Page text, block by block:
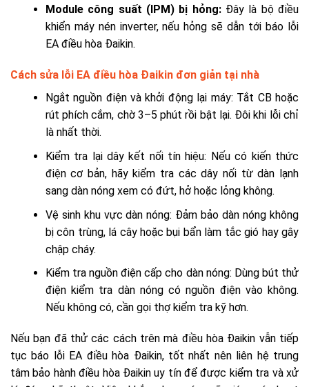
Module công suất (IPM) bị hỏng: Đây là bộ điều
khiển máy nén inverter, nếu hỏng sẽ dẫn tới báo lỗi
EA điều hòa Đaikin.
Cách sửa lỗi EA điều hòa Đaikin đơn giản tại nhà
Ngắt nguồn điện và khởi động lại máy: Tắt CB hoặc
rút phích cắm, chờ 3–5 phút rồi bật lại. Đôi khi lỗi chỉ
là nhất thời.
Kiểm tra lại dây kết nối tín hiệu: Nếu có kiến thức
điện cơ bản, hãy kiểm tra các dây nối từ dàn lạnh
sang dàn nóng xem có đứt, hở hoặc lỏng không.
Vệ sinh khu vực dàn nóng: Đảm bảo dàn nóng không
bị côn trùng, lá cây hoặc bụi bẩn làm tắc gió hay gây
chập cháy.
Kiểm tra nguồn điện cấp cho dàn nóng: Dùng bút thử
điện kiểm tra dàn nóng có nguồn điện vào không.
Nếu không có, cần gọi thợ kiểm tra kỹ hơn.
Nếu bạn đã thử các cách trên mà điều hòa Đaikin vẫn tiếp
tục báo lỗi EA điều hòa Đaikin, tốt nhất nên liên hệ trung
tâm bảo hành điều hòa Đaikin uy tín để được kiểm tra và xử